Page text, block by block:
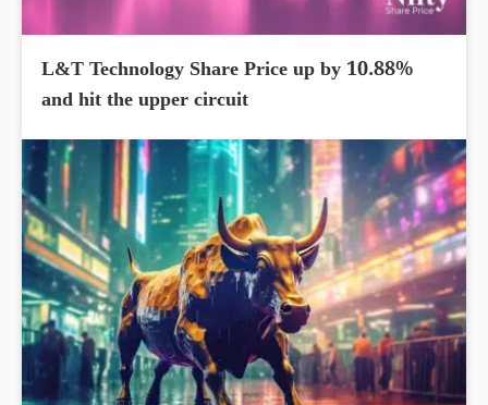
L&T Technology Share Price up by 10.88%
and hit the upper circuit